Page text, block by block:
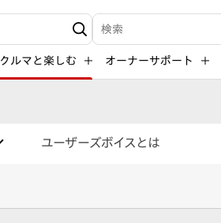
検索キーワード入力
クルマと楽しむ オーナーサポート
ユーザーズボイスとは